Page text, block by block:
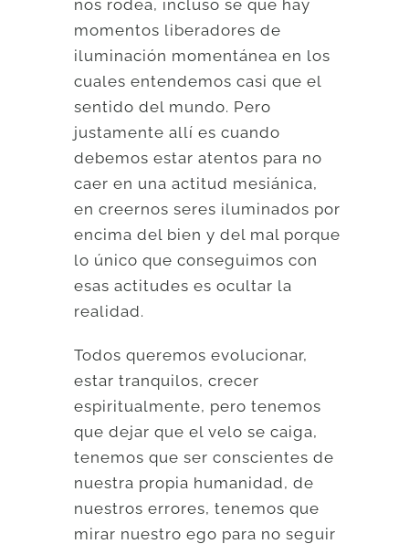
nos rodea, incluso sé que hay
momentos liberadores de
iluminación momentánea en los
cuales entendemos casi que el
sentido del mundo. Pero
justamente allí es cuando
debemos estar atentos para no
caer en una actitud mesiánica,
en creernos seres iluminados por
encima del bien y del mal porque
lo único que conseguimos con
esas actitudes es ocultar la
realidad.
Todos queremos evolucionar,
estar tranquilos, crecer
espiritualmente, pero tenemos
que dejar que el velo se caiga,
tenemos que ser conscientes de
nuestra propia humanidad, de
nuestros errores, tenemos que
mirar nuestro ego para no seguir